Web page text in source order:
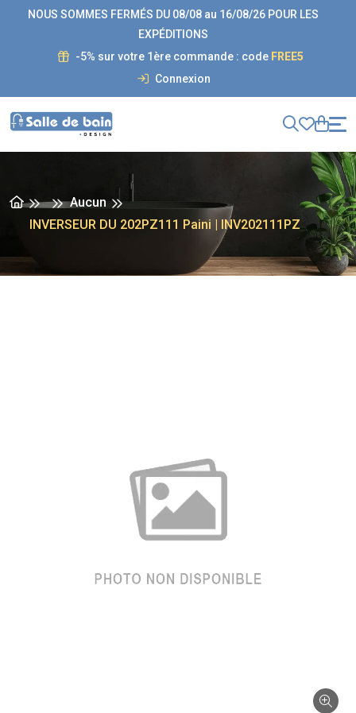
NOUS SOMMES FERMÉS DU 08/08 au 16/08/26 POUR LES
EXPÉDITIONS
-5% sur votre 1ère commande : code FREE5
Connexion
Aucun
INVERSEUR DU 202PZ111 Paini | INV202111PZ